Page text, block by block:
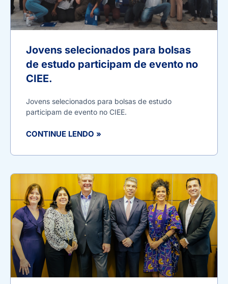
Jovens selecionados para bolsas
de estudo participam de evento no
CIEE.
Jovens selecionados para bolsas de estudo
participam de evento no CIEE.
CONTINUE LENDO »